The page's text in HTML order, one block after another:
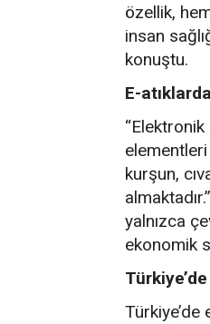
özellik,
insan
konuştu.
E-
“Elektronik
kurşun,
yalnızca
ekonomik